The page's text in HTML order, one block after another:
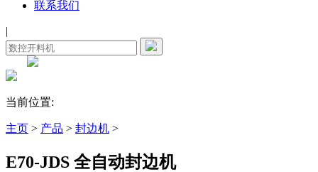
联系我们
|
当前位置:
主页 > 产品 > 封边机 >
E70-JDS 全自动封边机